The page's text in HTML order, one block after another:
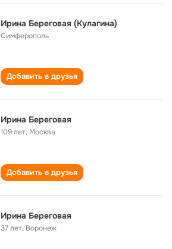
Ирина Береговая (Кулагина)
Симферополь
Добавить в друзья
Ирина Береговая
109 лет, Москва
Добавить в друзья
Ирина Береговая
37 лет, Воронеж